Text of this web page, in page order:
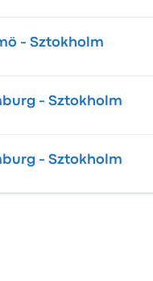
- Sztokholm
- Sztokholm
- Sztokholm